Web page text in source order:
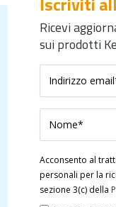
Ricevi
sui prodotti
Acconsento al
personali per la
sezione 3(c) della